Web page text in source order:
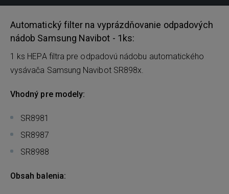
Automatický filter na vyprázdňovanie odpadových
nádob Samsung Navibot - 1ks:
1 ks HEPA filtra pre odpadovú nádobu automatického
vysávača Samsung Navibot SR898x.
Vhodný pre modely:
SR8981
SR8987
SR8988
Obsah balenia: